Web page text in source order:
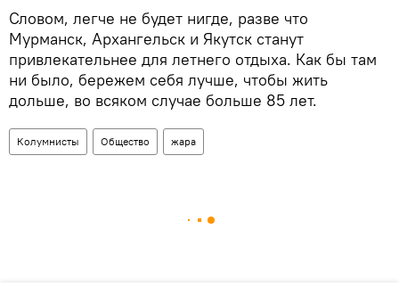
Словом, легче не будет нигде, разве что
Мурманск, Архангельск и Якутск станут
привлекательнее для летнего отдыха. Как бы там
ни было, бережем себя лучше, чтобы жить
дольше, во всяком случае больше 85 лет.
Колумнисты Общество жара